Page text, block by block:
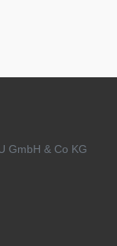
GmbH & Co KG